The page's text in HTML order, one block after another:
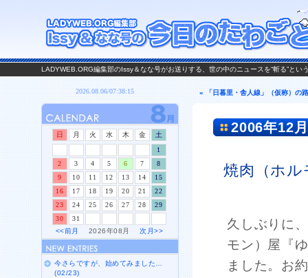
LADYWEB.ORG編集部のIssy＆なな号がお送りする、世の中のニュースを“斬る”と
« 「日暮里・舎人線」（仮称）の
2006年12
焼肉（ホ
久しぶりに
モン）屋『
ました。お
日 月 火 水 木 金
土
1
2
3 4 5 6 7
8
9
10 11 12 13 14
15
16
17 18 19 20 21
22
23
24 25 26 27 28
29
30
31
<<前月
2026年08月次月>>
今さらですが、始めてみました…
(02/23)